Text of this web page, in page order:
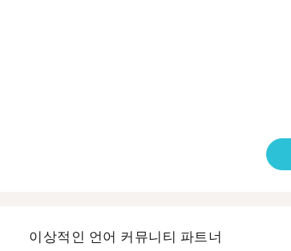
이상적인 언어 커뮤니티 파트너